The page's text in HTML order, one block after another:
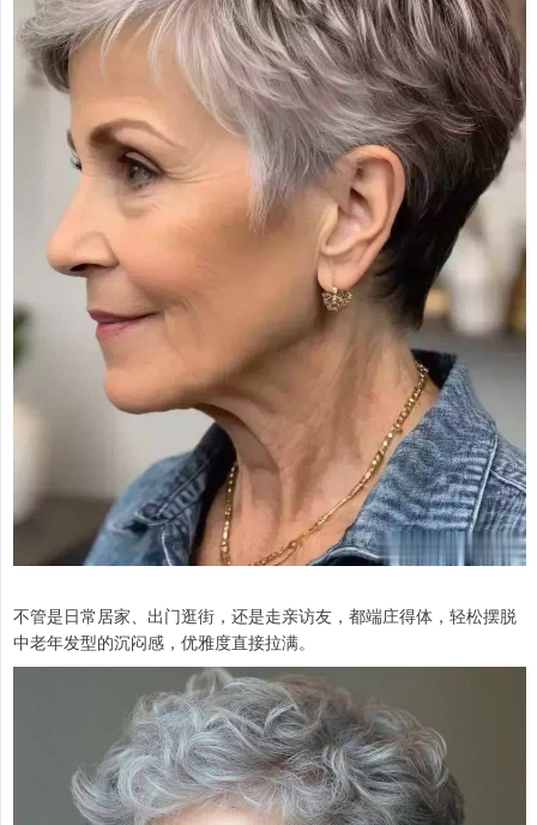
不管是日常居家、出门逛街，还是走亲访友，都端庄得体，轻松摆脱
中老年发型的沉闷感，优雅度直接拉满。